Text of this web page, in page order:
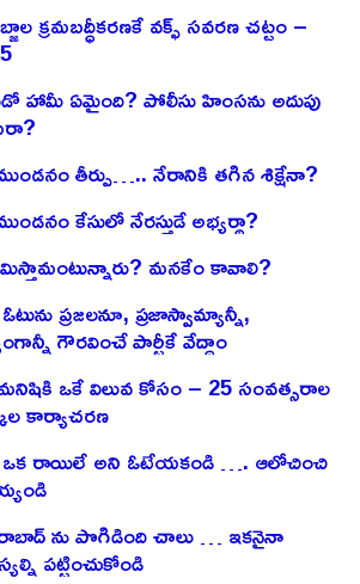
క్రమబద్ధీకరణకే వక్ఫ్ సవరణ చట్టం –
హామీ ఏమైంది? పోలీసు హింసను అదుపు
తీర్పు….. నేరానికి తగిన శిక్షేనా?
కేసులో నేరస్తుడే అభ్యర్థా?
మనకేం కావాలి?
ప్రజలనూ, ప్రజాస్వామ్యాన్నీ,
గౌరవించే పార్టీకే వేద్దాం
ఒకే విలువ కోసం – 25 సంవత్సరాల
కార్యాచరణ
రాయిలే అని ఓటేయకండి …. ఆలోచించి
ను పొగిడింది చాలు … ఇకనైనా
పట్టించుకోండి